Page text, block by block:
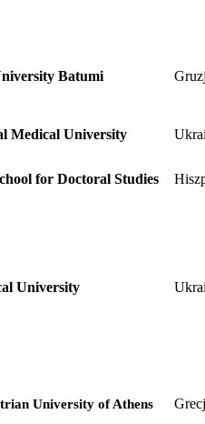
Batumi
Medical University
for Doctoral Studies
University
University of Athens